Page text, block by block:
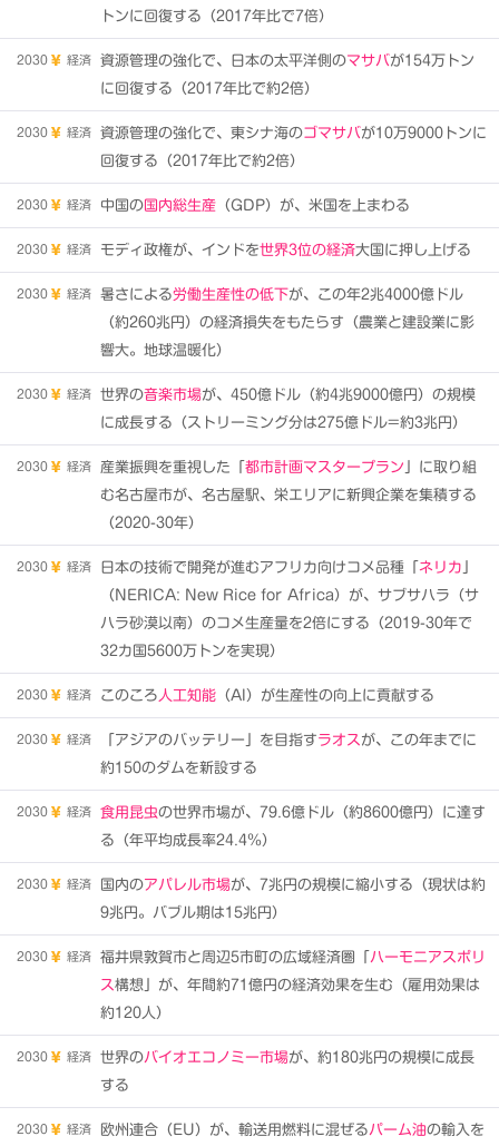
トンに回復する（2017年比で7倍）
2030 経済 資源管理の強化で、日本の太平洋側のマサバが154万トン
に回復する（2017年比で約2倍）
2030 経済 資源管理の強化で、東シナ海のゴマサバが10万9000トンに
回復する（2017年比で約2倍）
2030 経済 中国の国内総生産 （GDP）が、米国を上まわる
2030 経済 モディ政権が、インドを世界3位の経済大国に押し上げる
2030 経済 暑さによる労働生産性の低下が、この年2兆4000億ドル
（約260兆円）の経済損失をもたらす（農業と建設業に影
響大。地球温暖化）
2030 経済 世界の音楽市場が、450億ドル（約4兆9000億円）の規模
に成長する（ストリーミング分は275億ドル=約3兆円）
2030 経済 産業振興を重視した「 都市計画マスタープラン 」に取り組
む名古屋市が、名古屋駅、栄エリアに新興企業を集積する
（2020-30年）
2030 経済 日本の技術で開発が進むアフリカ向けコメ品種「 ネリカ
（NERICA: New Rice for Africa）が、サブサハラ（サ
ハラ砂漠以南）のコメ生産量を2倍にする（2019-30年で
32カ国5600万トンを実現）
2030 経済 このころ 人工知能 （AI）が生産性の向上に貢献する
2030 経済 「アジアのバッテリー」を目指すラオスが、この年までに
約150のダムを新設する
2030 経済 食用昆虫の世界市場が、79.6億ドル（約8600億円）に達す
る（年平均成長率24.4％）
2030 経済 国内のアパレル市場が、7兆円の規模に縮小する（現状は約
9兆円。バブル期は15兆円）
2030 経済 福井県敦賀市と周辺5市町の広域経済圏「 ハーモニアスポリ
ス構想」が、年間約71億円の経済効果を生む（雇用効果は
約120人）
2030 経済 世界のバイオエコノミー市場が、約180兆円の規模に成長
する
2030 経済 欧州連合（EU）が、輸送用燃料に混ぜるパーム油の輸入を